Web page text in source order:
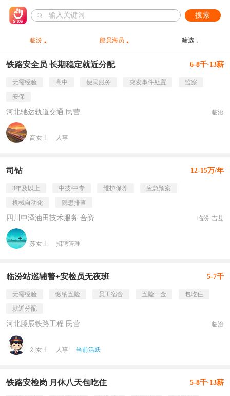
搜索
临汾 船员海员 筛选
铁路安全员 长期稳定就近分配 6-8千·13薪
无需经验 高中 便民服务 突发事件处置
监察
安保
河北驰达轨道交通 民营 临汾
高女士 人事
司钻 12-15万/年
3年及以上 中技/中专 维护保养
应急预案
机械自动化
隐患排查
四川中泽油田技术服务 合资 临汾·吉县
苏女士 招聘管理
临汾站巡辅警+安检员无夜班 5-7千
无需经验 缴纳五险 员工宿舍 五险一金
包吃住
就近分配
河北滕辰铁路工程 民营 临汾
刘女士 人事 当前活跃
铁路安检岗 月休八天包吃住 5-8千·13薪